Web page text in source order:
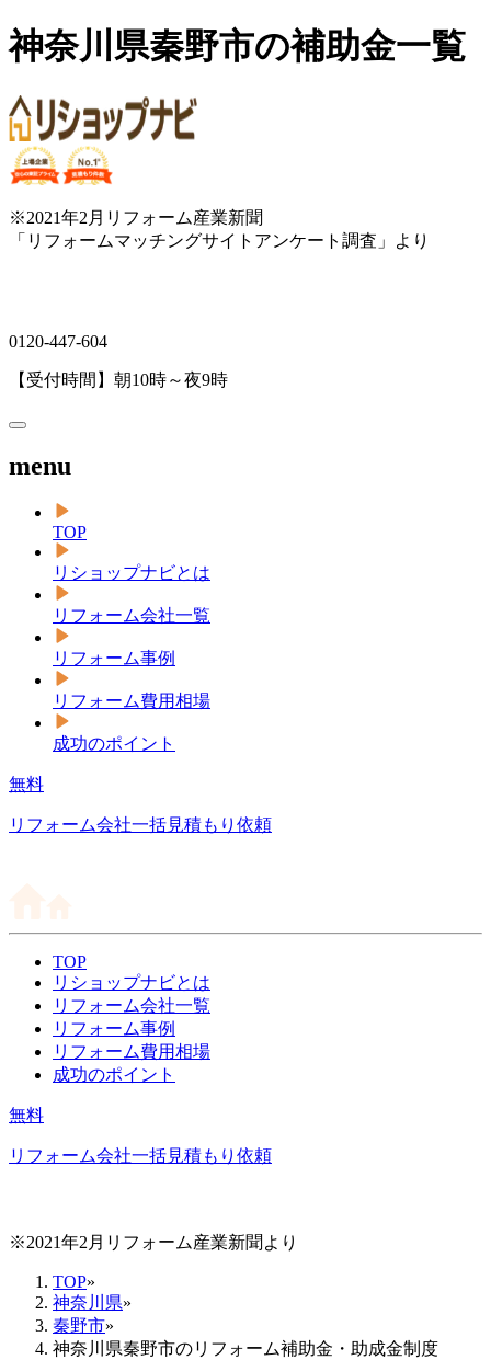
神奈川県秦野市の補助金一覧
※2021年2月リフォーム産業新聞
「リフォームマッチングサイトアンケート調査」より
0120-447-604
【受付時間】朝10時～夜9時
menu
TOP
リショップナビとは
リフォーム会社一覧
リフォーム事例
リフォーム費用相場
成功のポイント
無料
リフォーム会社一括見積もり依頼
TOP
リショップナビとは
リフォーム会社一覧
リフォーム事例
リフォーム費用相場
成功のポイント
無料
リフォーム会社一括見積もり依頼
※2021年2月リフォーム産業新聞より
TOP»
神奈川県»
秦野市»
神奈川県秦野市のリフォーム補助金・助成金制度